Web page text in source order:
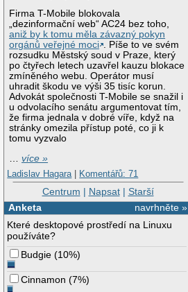
Firma T-Mobile blokovala
„dezinformační web“ AC24 bez toho,
aniž by k tomu měla závazný pokyn
orgánů veřejné moci . Píše to ve svém
rozsudku Městský soud v Praze, který
po čtyřech letech uzavřel kauzu blokace
zmíněného webu. Operátor musí
uhradit škodu ve výši 35 tisíc korun.
Advokát společnosti T-Mobile se snažil i
u odvolacího senátu argumentovat tím,
že firma jednala v dobré víře, když na
stránky omezila přístup poté, co ji k
tomu vyzvalo
…více »
Ladislav Hagara | Komentářů: 71
Centrum | Napsat| Starší
navrhněte »
Anketa
Které desktopové prostředí na Linuxu
používáte?
Budgie (10%)
Cinnamon (7%)